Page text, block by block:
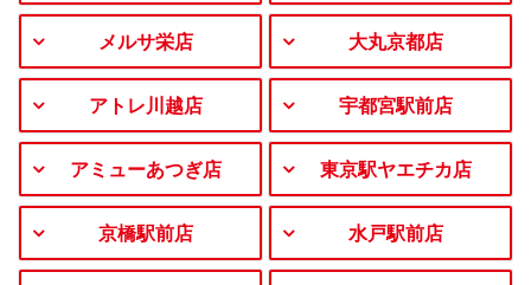
メルサ栄店 大丸京都店
アトレ川越店 宇都宮駅前店
アミューあつぎ店 東京駅ヤエチカ店
京橋駅前店 水戸駅前店